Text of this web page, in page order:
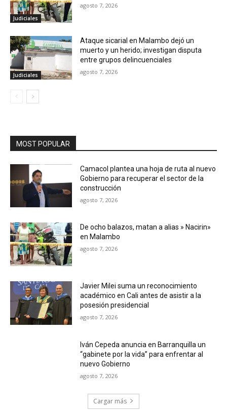
Judiciales
agosto 7, 2026
Judiciales
Ataque sicarial en Malambo dejó un
muerto y un herido; investigan disputa
entre grupos delincuenciales
agosto 7, 2026
MOST POPULAR
Camacol plantea una hoja de ruta al nuevo
Gobierno para recuperar el sector de la
construcción
agosto 7, 2026
De ocho balazos, matan a alias » Nacirin»
en Malambo
agosto 7, 2026
Javier Milei suma un reconocimiento
académico en Cali antes de asistir a la
posesión presidencial
agosto 7, 2026
Iván Cepeda anuncia en Barranquilla un
“gabinete por la vida” para enfrentar al
nuevo Gobierno
agosto 7, 2026
Cargar más